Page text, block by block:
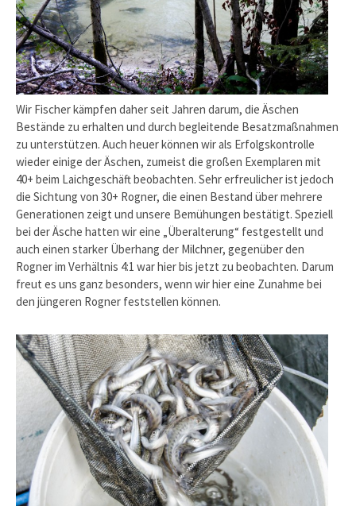
Wir Fischer kämpfen daher seit Jahren darum, die Äschen
Bestände zu erhalten und durch begleitende Besatzmaßnahmen
zu unterstützen. Auch heuer können wir als Erfolgskontrolle
wieder einige der Äschen, zumeist die großen Exemplaren mit
40+ beim Laichgeschäft beobachten. Sehr erfreulicher ist jedoch
die Sichtung von 30+ Rogner, die einen Bestand über mehrere
Generationen zeigt und unsere Bemühungen bestätigt. Speziell
bei der Äsche hatten wir eine „Überalterung“ festgestellt und
auch einen starker Überhang der Milchner, gegenüber den
Rogner im Verhältnis 4:1 war hier bis jetzt zu beobachten. Darum
freut es uns ganz besonders, wenn wir hier eine Zunahme bei
den jüngeren Rogner feststellen können.